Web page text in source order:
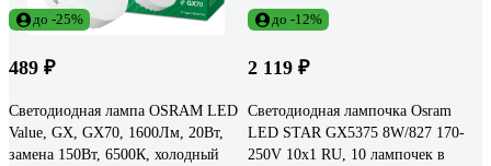
до -25%
489 ₽
Светодиодная лампа OSRAM LED
Value, GX, GX70, 1600Лм, 20Вт,
замена 150Вт, 6500К, холодный
до -12%
2 119 ₽
Светодиодная лампочка Osram
LED STAR GX5375 8W/827 170-
250V 10x1 RU, 10 лампочек в